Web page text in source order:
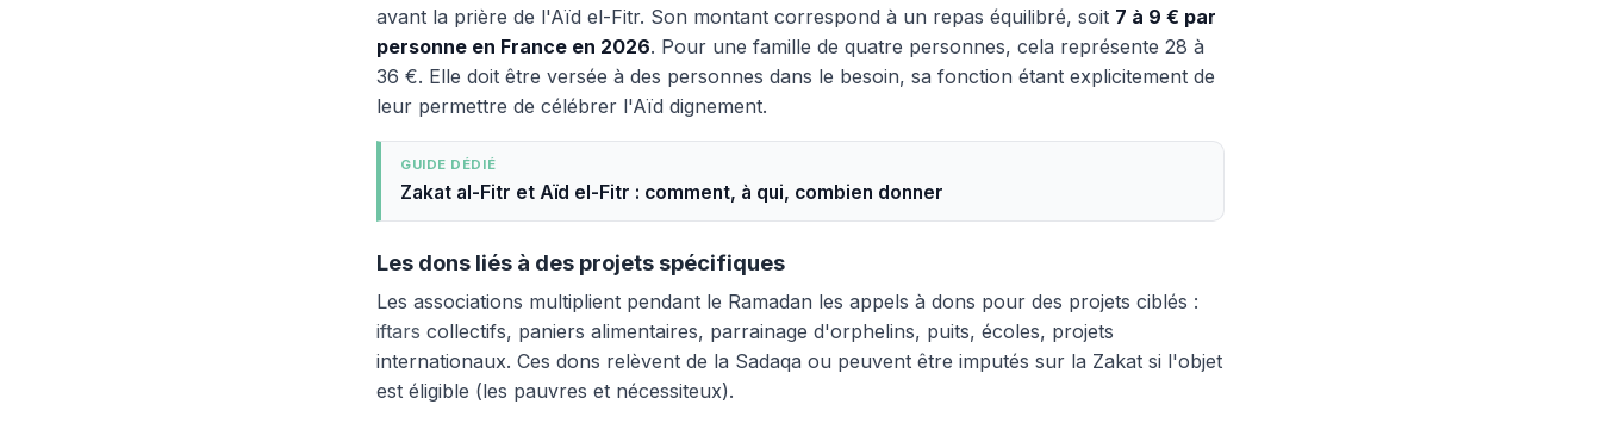
avant la prière de l'Aïd el-Fitr. Son montant correspond à un repas équilibré, soit 7 à 9 € par
personne en France en 2026. Pour une famille de quatre personnes, cela représente 28 à
36 €. Elle doit être versée à des personnes dans le besoin, sa fonction étant explicitement de
leur permettre de célébrer l'Aïd dignement.
GUIDE DÉDIÉ
Zakat al-Fitr et Aïd el-Fitr : comment, à qui, combien donner
Les dons liés à des projets spécifiques
Les associations multiplient pendant le Ramadan les appels à dons pour des projets ciblés :
iftars collectifs, paniers alimentaires, parrainage d'orphelins, puits, écoles, projets
internationaux. Ces dons relèvent de la Sadaqa ou peuvent être imputés sur la Zakat si l'objet
est éligible (les pauvres et nécessiteux).